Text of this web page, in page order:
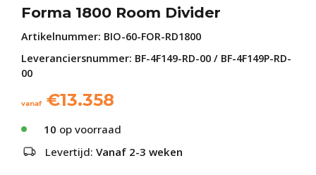
Forma 1800 Room Divider
Artikelnummer: BIO-60-FOR-RD1800
Leveranciersnummer: BF-4F149-RD-00 / BF-4F149P-RD-
00
vanaf €13.358
10 op voorraad
Levertijd: Vanaf 2-3 weken